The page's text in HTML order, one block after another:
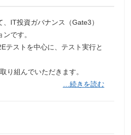
IT投資ガバナンス（Gate3）
です。
テストを中心に、テスト実行と
り組んでいただきます。
…続きを読む